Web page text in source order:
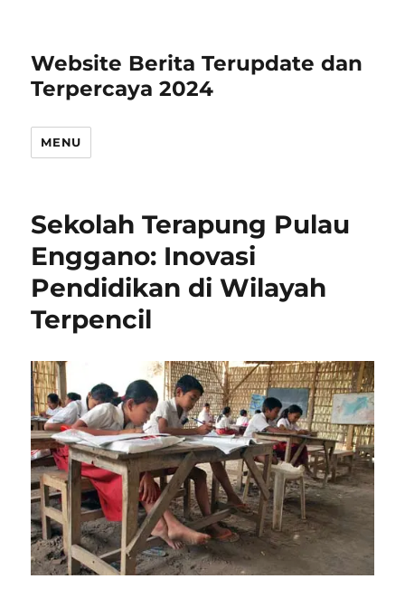
Website Berita Terupdate dan
Terpercaya 2024
MENU
Sekolah Terapung Pulau
Enggano: Inovasi
Pendidikan di Wilayah
Terpencil